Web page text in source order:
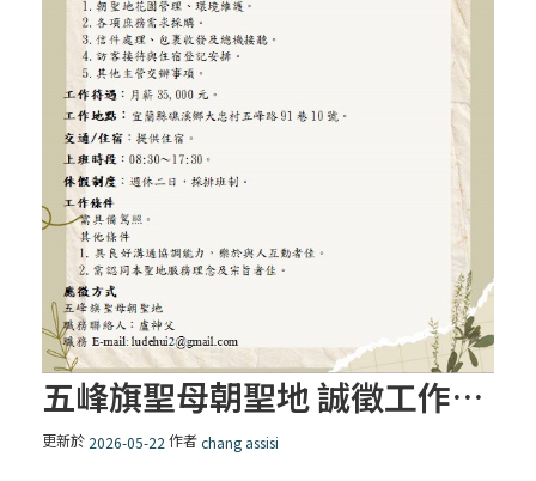
五峰旗聖母朝聖地 誠徵工作伙伴
更新於 2026-05-22 作者chang assisi